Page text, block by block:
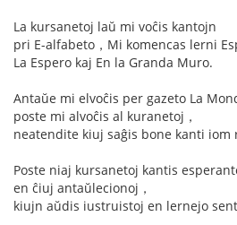
La kursanetoj laŭ mi voĉis kantojn
pri E-alfabeto，Mi komencas lerni
La Espero kaj En la Granda Muro.
Antaŭe mi elvoĉis per gazeto La
poste mi alvoĉis al kuranetoj，
neatendite kiuj saĝis bone kanti iom
Poste niaj kursanetoj kantis
en ĉiuj antaŭlecionoj，
kiujn aŭdis iustruistoj en lernejo